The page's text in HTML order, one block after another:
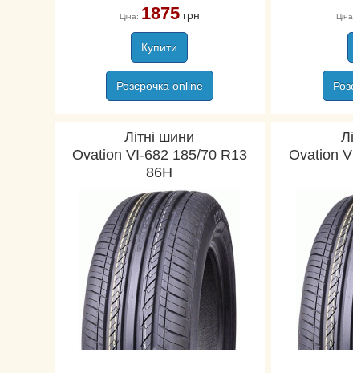
Ціна: 1875грн
Купити
Розсрочка online
Літні шини
Ovation VI-682 185/70 R13
86H
Ovation